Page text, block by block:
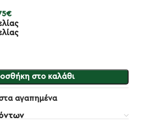
€
στο καλάθι
αγαπημένα